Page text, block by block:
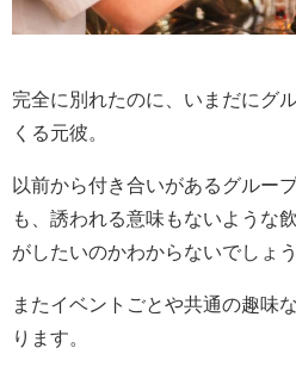
完全に別れたのに、いまだにグ
くる元彼。
以前から付き合いがあるグルー
も、誘われる意味もないような
がしたいのかわからないでしょう
またイベントごとや共通の趣味
ります。